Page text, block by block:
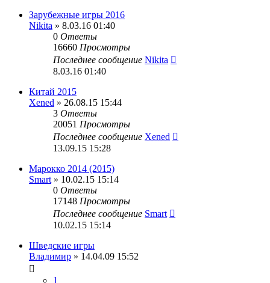
Зарубежные игры 2016
Nikita » 8.03.16 01:40
0 Ответы
16660 Просмотры
Последнее сообщение Nikita
8.03.16 01:40
Китай 2015
Xened » 26.08.15 15:44
3 Ответы
20051 Просмотры
Последнее сообщение Xened
13.09.15 15:28
Марокко 2014 (2015)
Smart » 10.02.15 15:14
0 Ответы
17148 Просмотры
Последнее сообщение Smart
10.02.15 15:14
Шведские игры
Владимир » 14.04.09 15:52
1